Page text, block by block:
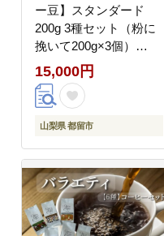
ー豆】スタンダード
200g 3種セット（粉に
挽いて200g×3個）
【OneNote Coffee
Roaster】｜煎りたて
コーヒー 直送 プレゼン
ー豆 珈琲 チョコレート
デザート フレーバー 旅
行 キャンプ アウトドア
ケーキ
15,000円
山梨県 都留市